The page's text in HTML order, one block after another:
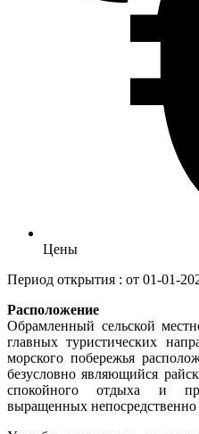
Цены
Период открытия : от 01-01-
Расположение
Обрамленный сельской
главных туристических
морского побережья
безусловно являющийся
спокойного отдыха и
выращенных непосредственно